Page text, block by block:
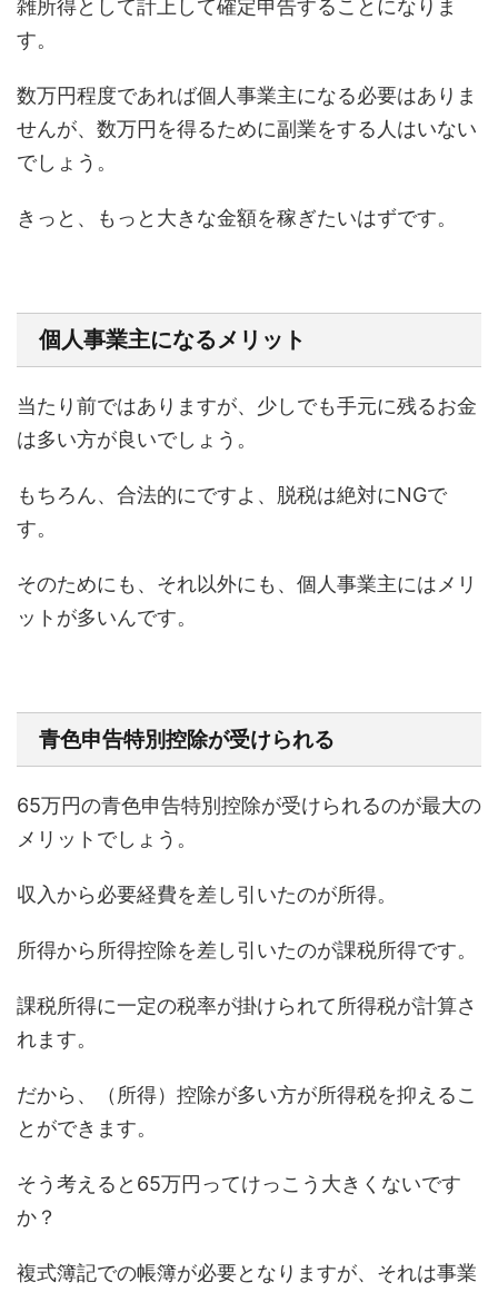
雑所得として計上して確定申告することになりま
す。
数万円程度であれば個人事業主になる必要はありま
せんが、数万円を得るために副業をする人はいない
でしょう。
きっと、もっと大きな金額を稼ぎたいはずです。
個人事業主になるメリット
当たり前ではありますが、少しでも手元に残るお金
は多い方が良いでしょう。
もちろん、合法的にですよ、脱税は絶対にNGで
す。
そのためにも、それ以外にも、個人事業主にはメリ
ットが多いんです。
青色申告特別控除が受けられる
65万円の青色申告特別控除が受けられるのが最大の
メリットでしょう。
収入から必要経費を差し引いたのが所得。
所得から所得控除を差し引いたのが課税所得です。
課税所得に一定の税率が掛けられて所得税が計算さ
れます。
だから、（所得）控除が多い方が所得税を抑えるこ
とができます。
そう考えると65万円ってけっこう大きくないです
か？
複式簿記での帳簿が必要となりますが、それは事業